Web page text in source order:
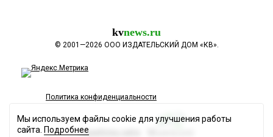
kvnews.ru
© 2001—2026 ООО ИЗДАТЕЛЬСКИЙ ДОМ «КВ».
Политика конфиденциальности
Разработка сайта
Мы используем файлы cookie для улучшения работы
сайта. Подробнее